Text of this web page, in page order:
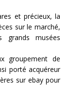
et précieux, la
sur le marché,
musées
groupement de
porté acquéreur
sur ebay pour